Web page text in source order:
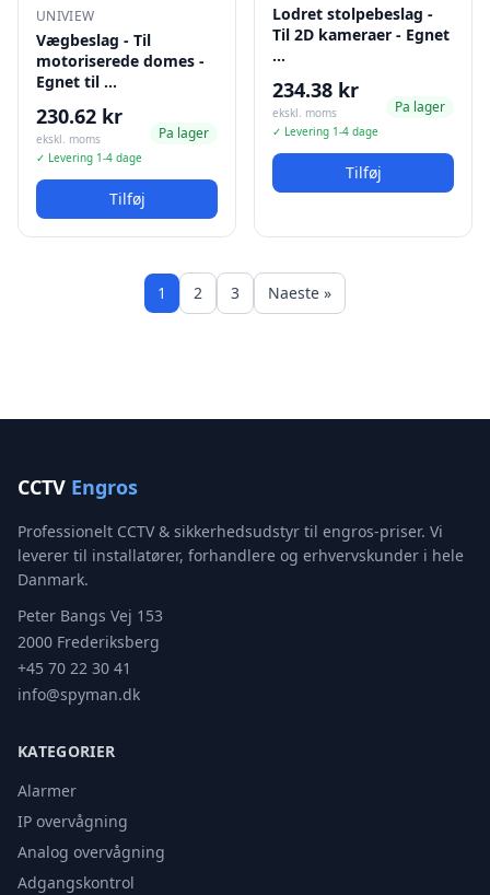
UNIVIEW
Vægbeslag - Til
motoriserede domes -
Egnet til …
230.62 kr
ekskl. moms
✓ Levering 1-4 dage
Pa lager
Tilføj
Lodret stolpebeslag -
Til 2D kameraer - Egnet
…
234.38 kr
ekskl. moms
✓ Levering 1-4 dage
Pa lager
Tilføj
1 2 3 Naeste »
CCTV Engros
Professionelt CCTV & sikkerhedsudstyr til engros-priser. Vi
leverer til installatører, forhandlere og erhvervskunder i hele
Danmark.
Peter Bangs Vej 153
2000 Frederiksberg
+45 70 22 30 41
info@spyman.dk
KATEGORIER
Alarmer
IP overvågning
Analog overvågning
Adgangskontrol